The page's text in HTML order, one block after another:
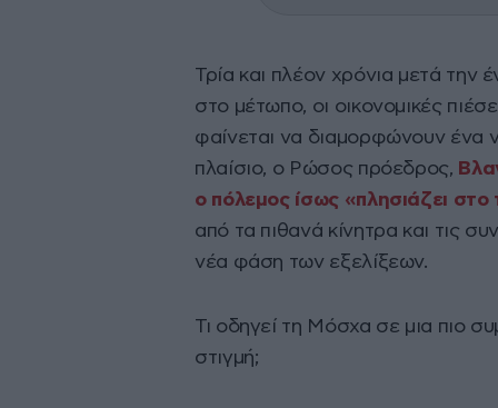
Τρία και πλέον χρόνια μετά την
στο μέτωπο, οι οικονομικές
φαίνεται να διαμορφώνουν ένα
πλαίσιο, ο Ρώσος πρόεδρος,
ο πόλεμος ίσως «πλησιάζει στο
από τα πιθανά κίνητρα και τις
νέα φάση των εξελίξεων.
Τι οδηγεί τη Μόσχα σε μια πιο
στιγμή;